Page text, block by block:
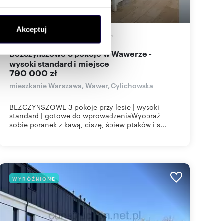
społecznościowym,
od Ciebie lub
Akceptuj
68,30 2
Bezczynszowe 3 pokoje w Wawerze -
wysoki standard i miejsce
790 000 zł
mieszkanie Warszawa, Wawer, Cylichowska
BEZCZYNSZOWE 3 pokoje przy lesie | wysoki
standard | gotowe do wprowadzeniaWyobraź
sobie poranek z kawą, ciszę, śpiew ptaków i s...
WYRÓŻNIONE